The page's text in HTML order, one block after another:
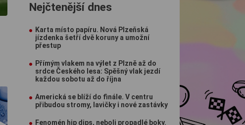
Nejčtenější dnes
Karta místo papíru. Nová Plzeňská
jízdenka šetří dvě koruny a umožní
přestup
Přímým vlakem na výlet z Plzně až do
srdce Českého lesa: Spěšný vlak jezdí
každou sobotu až do října
Americká se blíží do finále. V centru
přibudou stromy, lavičky i nové zastávky
Fenomén hip dips, neboli propadlé boky.